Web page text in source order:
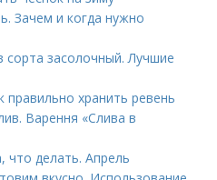
Зачем и когда нужно
сорта засолочный. Лучшие
правильно хранить ревень
Варення «Слива в
что делать. Апрель